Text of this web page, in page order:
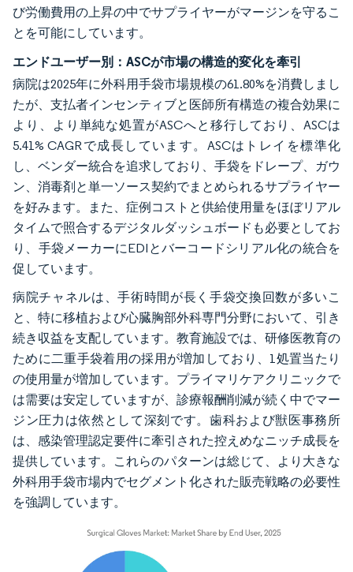
び労働費用の上昇の中でサプライヤーがマージンを守るこ
とを可能にしています。
エンドユーザー別：ASCが市場の構造的変化を牽引
病院は2025年に外科用手袋市場規模の61.80%を消費しまし
たが、支払者インセンティブと医師所有構造の複合効果に
より、より単純な処置がASCへと移行しており、ASCは
5.41% CAGRで成長しています。ASCはトレイを標準化
し、ベンダー統合を追求しており、手袋をドレープ、ガウ
ン、消毒剤と単一ソース契約でまとめられるサプライヤー
を好みます。また、症例コストと供給使用量をほぼリアル
タイムで照合するデジタルダッシュボードも必要としてお
り、手袋メーカーにEDIとバーコードシリアル化の統合を
促しています。
病院チャネルは、手術時間が長く手袋交換回数が多いこ
と、特に移植および心臓胸部外科専門分野において、引き
続き収益を支配しています。教育施設では、研修医教育の
ために二重手袋着用の採用が増加しており、1処置当たり
の使用量が増加しています。プライマリケアクリニックで
は需要は安定していますが、診療報酬削減が続く中でマー
ジン圧力は依然として深刻です。歯科および獣医事務所
は、感染管理認定要件に牽引された控えめなニッチ成長を
提供しています。これらのパターンは総じて、より大きな
外科用手袋市場内でセグメント化された販売戦略の必要性
を強調しています。